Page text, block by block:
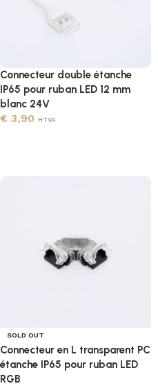
Connecteur double étanche
IP65 pour ruban LED 12 mm
blanc 24V
€ 3,90 HTVA
SOLD OUT
Connecteur en L transparent PC
étanche IP65 pour ruban LED
RGB